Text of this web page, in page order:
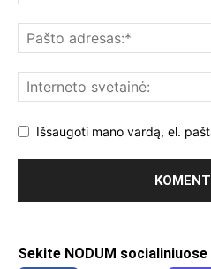
Išsaugoti mano vardą, el.
Sekite NODUM